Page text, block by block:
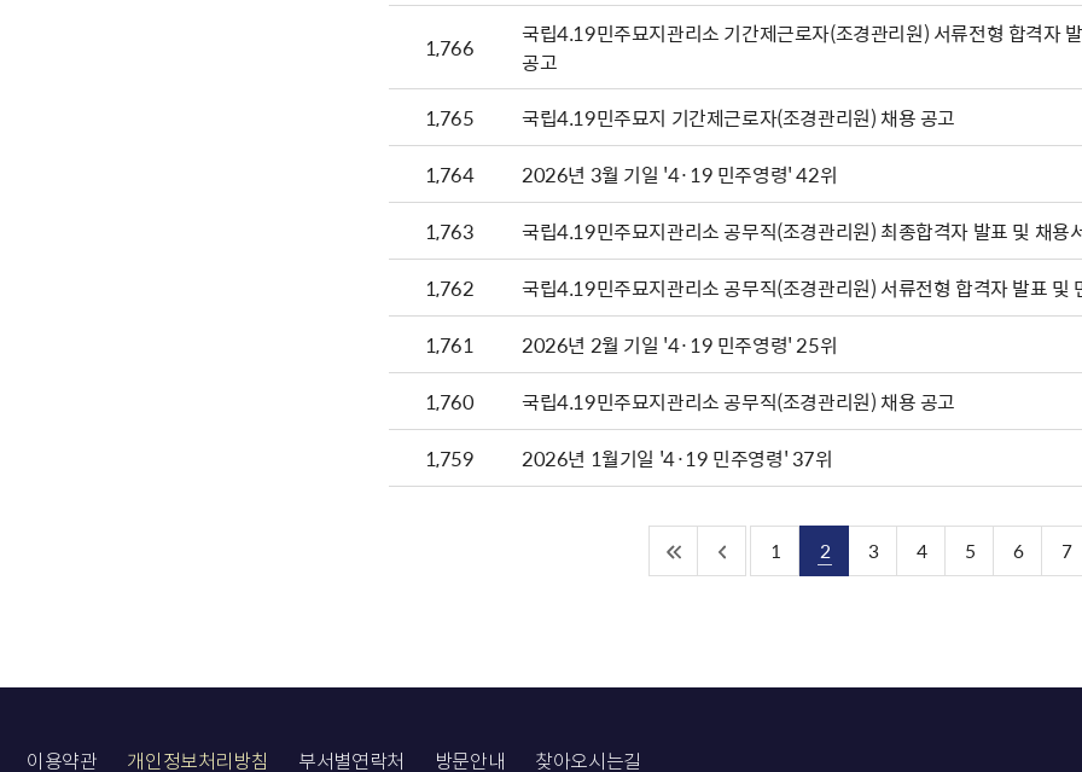
1,766
국립4.19민주묘지관리소 기간제근로자(조경관리원) 서류전형 합격자
공고
1,765
국립4.19민주묘지 기간제근로자(조경관리원) 채용 공고
1,764
2026년 3월 기일 '4·19 민주영령' 42위
1,763
국립4.19민주묘지관리소 공무직(조경관리원) 최종합격자 발표 및 채용
1,762
국립4.19민주묘지관리소 공무직(조경관리원) 서류전형 합격자 발표 및
1,761
2026년 2월 기일 '4·19 민주영령' 25위
1,760
국립4.19민주묘지관리소 공무직(조경관리원) 채용 공고
1,759
2026년 1월기일 '4·19 민주영령' 37위
1 2 3 4 5 6 7
이용약관 개인정보처리방침 부서별연락처 방문안내 찾아오시는길